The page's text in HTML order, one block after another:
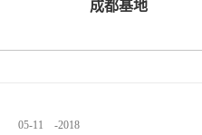
成都基地
2018
-
05-11